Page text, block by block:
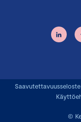
©
Saavutettavuusseloste